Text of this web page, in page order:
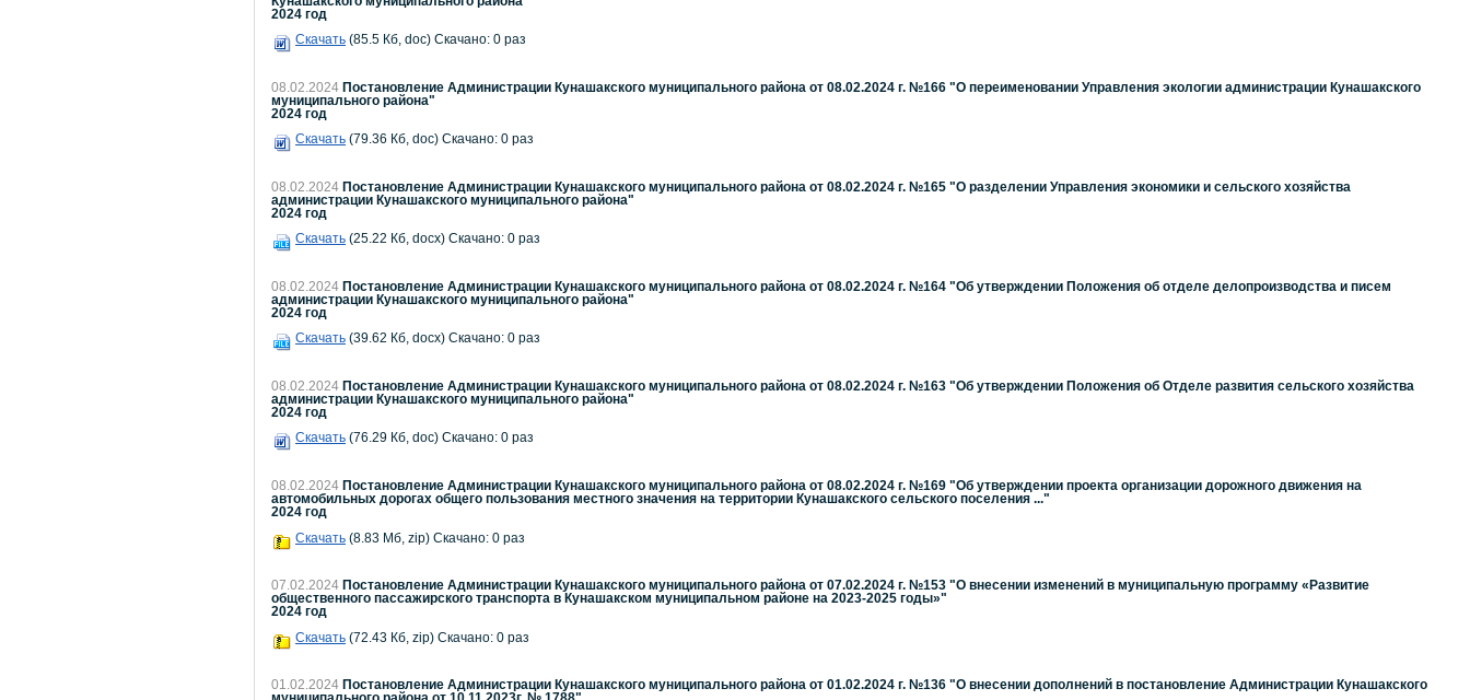
2024 год
Скачать (85.5 Кб, doc) Скачано: 0 раз
08.02.2024 Постановление Администрации Кунашакского муниципального района от 08.02.2024 г. №166 "О переименовании Управления экологии администрации Кунашакского
муниципального района"
2024 год
Скачать (79.36 Кб, doc) Скачано: 0 раз
08.02.2024 Постановление Администрации Кунашакского муниципального района от 08.02.2024 г. №165 "О разделении Управления экономики и сельского хозяйства
администрации Кунашакского муниципального района"
2024 год
Скачать (25.22 Кб, docx) Скачано: 0 раз
08.02.2024 Постановление Администрации Кунашакского муниципального района от 08.02.2024 г. №164 "Об утверждении Положения об отделе делопроизводства и писем
администрации Кунашакского муниципального района"
2024 год
Скачать (39.62 Кб, docx) Скачано: 0 раз
08.02.2024 Постановление Администрации Кунашакского муниципального района от 08.02.2024 г. №163 "Об утверждении Положения об Отделе развития сельского хозяйства
администрации Кунашакского муниципального района"
2024 год
Скачать (76.29 Кб, doc) Скачано: 0 раз
08.02.2024 Постановление Администрации Кунашакского муниципального района от 08.02.2024 г. №169 "Об утверждении проекта организации дорожного движения на
автомобильных дорогах общего пользования местного значения на территории Кунашакского сельского поселения ..."
2024 год
Скачать (8.83 Мб, zip) Скачано: 0 раз
07.02.2024 Постановление Администрации Кунашакского муниципального района от 07.02.2024 г. №153 "О внесении изменений в муниципальную программу «Развитие
общественного пассажирского транспорта в Кунашакском муниципальном районе на 2023-2025 годы»"
2024 год
Скачать (72.43 Кб, zip) Скачано: 0 раз
01.02.2024 Постановление Администрации Кунашакского муниципального района от 01.02.2024 г. №136 "О внесении дополнений в постановление Администрации Кунашакского